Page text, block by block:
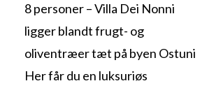
8 personer – Villa Dei Nonni
ligger blandt frugt- og
oliventræer tæt på byen Ostuni
Her får du en luksuriøs